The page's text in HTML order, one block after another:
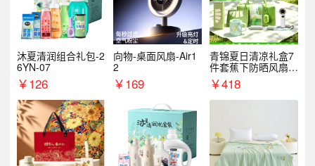
沐夏清润组合礼包-2
6YN-07
￥126
向物-桌面风扇-Air1
2
￥169
青锦夏日清凉礼盒7
件套蕉下防晒风扇员
工福利端午伴手礼企
业定制
￥418